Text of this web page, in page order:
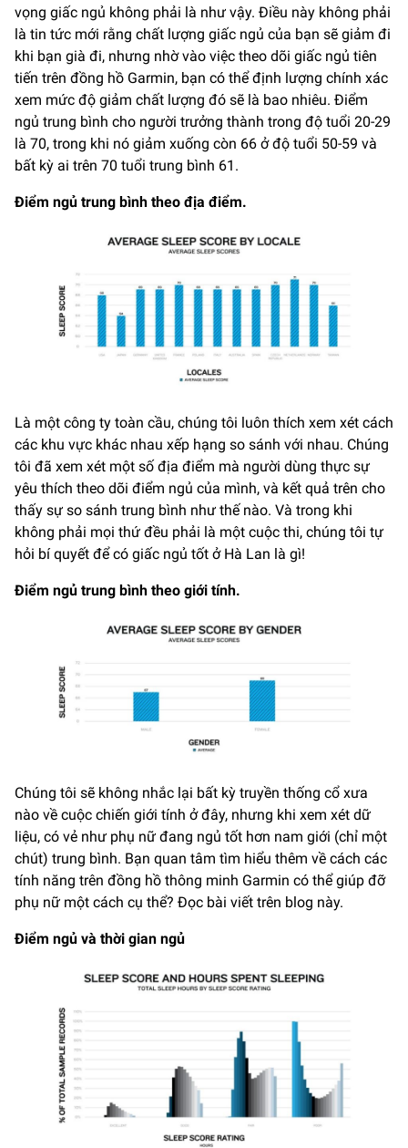
vọng giấc ngủ không phải là như vậy. Điều này không phải
là tin tức mới rằng chất lượng giấc ngủ của bạn sẽ giảm đi
khi bạn già đi, nhưng nhờ vào việc theo dõi giấc ngủ tiên
tiến trên đồng hồ Garmin, bạn có thể định lượng chính xác
xem mức độ giảm chất lượng đó sẽ là bao nhiêu. Điểm
ngủ trung bình cho người trưởng thành trong độ tuổi 20-29
là 70, trong khi nó giảm xuống còn 66 ở độ tuổi 50-59 và
bất kỳ ai trên 70 tuổi trung bình 61.
Điểm ngủ trung bình theo địa điểm.
Là một công ty toàn cầu, chúng tôi luôn thích xem xét cách
các khu vực khác nhau xếp hạng so sánh với nhau. Chúng
tôi đã xem xét một số địa điểm mà người dùng thực sự
yêu thích theo dõi điểm ngủ của mình, và kết quả trên cho
thấy sự so sánh trung bình như thế nào. Và trong khi
không phải mọi thứ đều phải là một cuộc thi, chúng tôi tự
hỏi bí quyết để có giấc ngủ tốt ở Hà Lan là gì!
Điểm ngủ trung bình theo giới tính.
Chúng tôi sẽ không nhắc lại bất kỳ truyền thống cổ xưa
nào về cuộc chiến giới tính ở đây, nhưng khi xem xét dữ
liệu, có vẻ như phụ nữ đang ngủ tốt hơn nam giới (chỉ một
chút) trung bình. Bạn quan tâm tìm hiểu thêm về cách các
tính năng trên đồng hồ thông minh Garmin có thể giúp đỡ
phụ nữ một cách cụ thể? Đọc bài viết trên blog này.
Điểm ngủ và thời gian ngủ